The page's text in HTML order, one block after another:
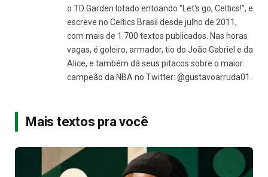
o TD Garden lotado entoando "Let's go, Celtics!", e
escreve no Celtics Brasil desde julho de 2011,
com mais de 1.700 textos publicados. Nas horas
vagas, é goleiro, armador, tio do João Gabriel e da
Alice, e também dá seus pitacos sobre o maior
campeão da NBA no Twitter: @gustavoarruda01.
Mais textos pra você